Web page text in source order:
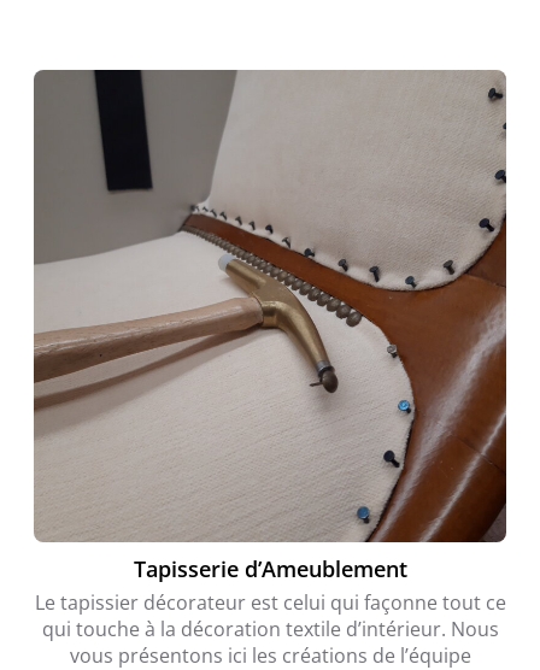
Tapisserie d’Ameublement
Le tapissier décorateur est celui qui façonne tout ce
qui touche à la décoration textile d’intérieur. Nous
vous présentons ici les créations de l’équipe